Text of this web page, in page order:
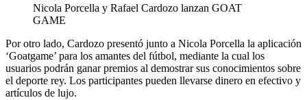
Nicola Porcella y Rafael Cardozo lanzan GOAT
GAME
Por otro lado, Cardozo presentó junto a Nicola Porcella la aplicación
‘Goatgame’ para los amantes del fútbol, mediante la cual los
usuarios podrán ganar premios al demostrar sus conocimientos sobre
el deporte rey. Los participantes pueden llevarse dinero en efectivo y
artículos de lujo.